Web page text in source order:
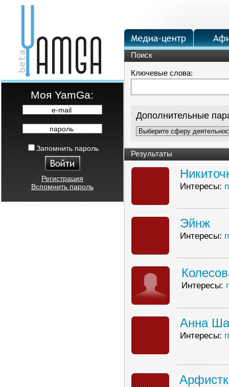
Moя YamGa:
e-mail
пароль
Запомнить пароль
Регистрация
Вспомнить пароль
Поиск
Ключевые слова:
Дополнительные
Результаты
Интересы:
Эйнж
Интересы:
Интересы:
Анна
Интересы: